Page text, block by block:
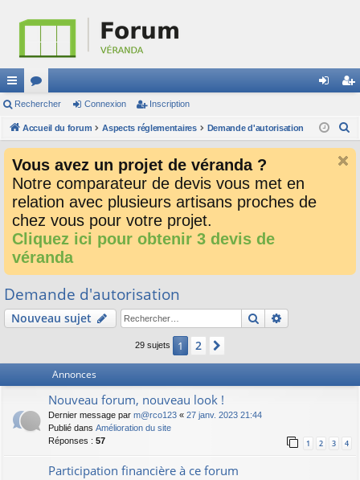
ac
co
ci
or
u
s
ne cri
Rechercher Connexion Inscription
Accueil du forum Aspects réglementaires Demande d'autorisation
Vous avez un projet de véranda ?
Notre comparateur de devis vous met en
relation avec plusieurs artisans proches de
chez vous pour votre projet.
Cliquez ici pour obtenir 3 devis de
véranda
Demande d'autorisation
Nouveau sujet Rechercher
29 sujets 1 2
Annonces
Nouveau forum, nouveau look !
Dernier message par m@rco123 « 27 janv. 2023 21:44
Publié dans Amélioration du site
Réponses : 57 1 2 3 4
Participation financière à ce forum